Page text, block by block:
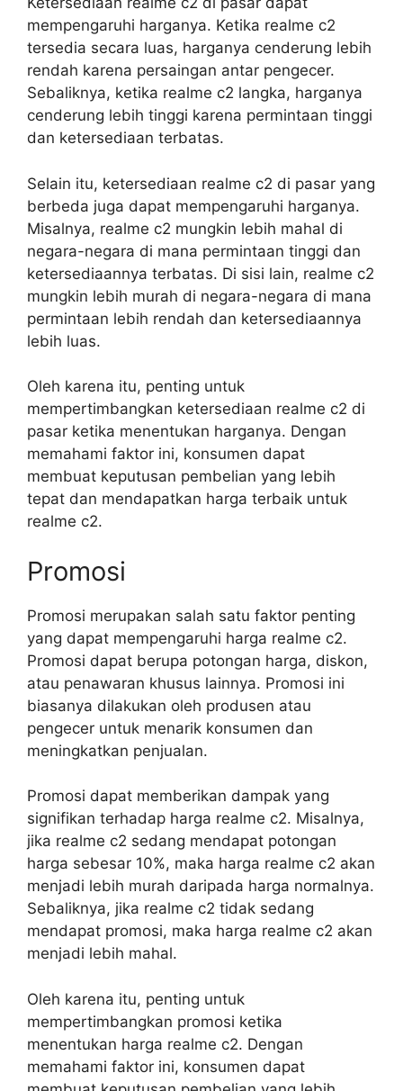
mempengaruhi harganya. Ketika realme c2
tersedia secara luas, harganya cenderung lebih
rendah karena persaingan antar pengecer.
Sebaliknya, ketika realme c2 langka, harganya
cenderung lebih tinggi karena permintaan tinggi
dan ketersediaan terbatas.
Selain itu, ketersediaan realme c2 di pasar yang
berbeda juga dapat mempengaruhi harganya.
Misalnya, realme c2 mungkin lebih mahal di
negara-negara di mana permintaan tinggi dan
ketersediaannya terbatas. Di sisi lain, realme c2
mungkin lebih murah di negara-negara di mana
permintaan lebih rendah dan ketersediaannya
lebih luas.
Oleh karena itu, penting untuk
mempertimbangkan ketersediaan realme c2 di
pasar ketika menentukan harganya. Dengan
memahami faktor ini, konsumen dapat
membuat keputusan pembelian yang lebih
tepat dan mendapatkan harga terbaik untuk
realme c2.
Promosi
Promosi merupakan salah satu faktor penting
yang dapat mempengaruhi harga realme c2.
Promosi dapat berupa potongan harga, diskon,
atau penawaran khusus lainnya. Promosi ini
biasanya dilakukan oleh produsen atau
pengecer untuk menarik konsumen dan
meningkatkan penjualan.
Promosi dapat memberikan dampak yang
signifikan terhadap harga realme c2. Misalnya,
jika realme c2 sedang mendapat potongan
harga sebesar 10%, maka harga realme c2 akan
menjadi lebih murah daripada harga normalnya.
Sebaliknya, jika realme c2 tidak sedang
mendapat promosi, maka harga realme c2 akan
menjadi lebih mahal.
Oleh karena itu, penting untuk
mempertimbangkan promosi ketika
menentukan harga realme c2. Dengan
memahami faktor ini, konsumen dapat